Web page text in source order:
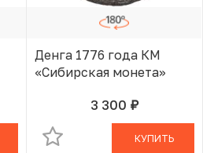
Денга 1776 года КМ
«Сибирская монета»
3 300 руб.
В КОРЗИНЕ
КУПИТЬ